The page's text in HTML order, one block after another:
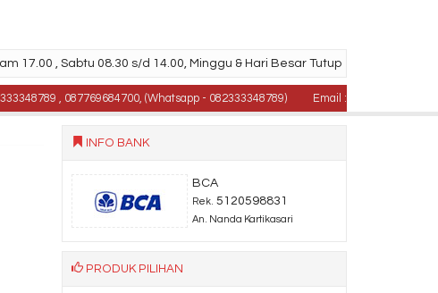
17.00 , Sabtu 08.30 s/d 14.00, Minggu & Hari Besar Tutup
, 087769684700, (Whatsapp - 082333348789) Email :
INFO BANK
BCA
Rek. 5120598831
An. Nanda Kartikasari
PRODUK PILIHAN